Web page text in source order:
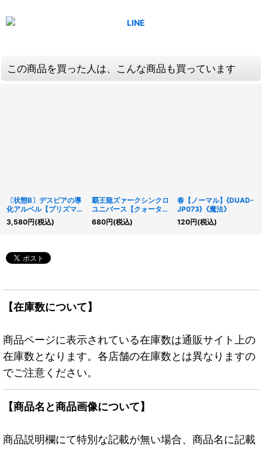
この商品を買った人は、こんな商品も買っています
〔状態B〕デスピアの導
化アルベル【プリズマテ
ィックシークレット】
{DAMA-JP006}《モン
3,580円(税込)
覇王龍ズァークシンクロ
ユニバース【クォーター
センチュリーシークレッ
ト】{QCDB-JP005}
680円(税込)
春【ノーマル】{DUAD-
JP073}《魔法》
120円(税込)
【在庫数について】
商品ページに表示されている在庫数は通販サイト上の
在庫数となります。各店舗の在庫数とは異なりますの
でご注意ください。
【商品名と商品画像について】
商品説明欄にて特別な記載が無い場合、商品名に記載